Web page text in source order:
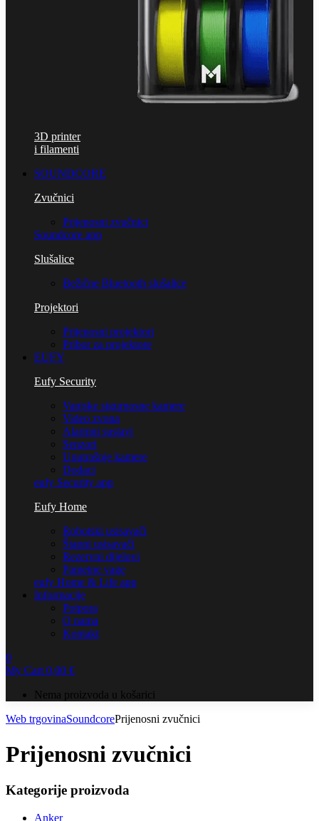
3D printer
i filamenti
SOUNDCORE
Zvučnici
Prijenosni zvučnici
Soundcore app
Slušalice
Bežične Bluetooth slušalice
Projektori
Prijenosni projektori
Pribor za projektore
EUFY
Eufy Security
Vanjske sigurnosne kamere
Video zvona
Alarmni sustavi
Senzori
Unutrašnje kamere
Dodaci
eufy Security app
Eufy Home
Robotski usisavači
Štapni usisavači
Rezervni dijelovi
Pametne vage
eufy Home & Life app
Informacije
Potpora
O nama
Kontakt
0
My Cart0,00 €
Nema proizvoda u košarici
Web trgovinaSoundcorePrijenosni zvučnici
Prijenosni zvučnici
Kategorije proizvoda
Anker